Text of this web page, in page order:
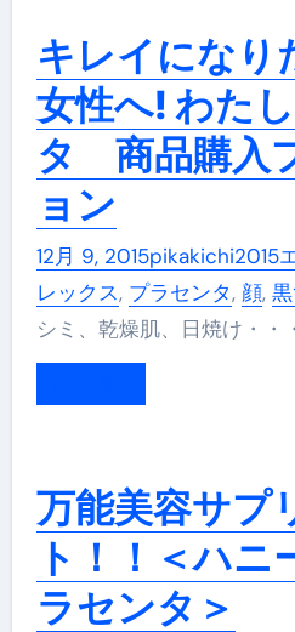
キレイになり
女性へ! わた
タ 商品購入
ョン
12月 9, 2015pikakichi2015
レックス, プラセンタ, 顔,
シミ、乾燥肌、日焼け・
万能美容サプ
ト！！＜ハニ
ラセンタ＞